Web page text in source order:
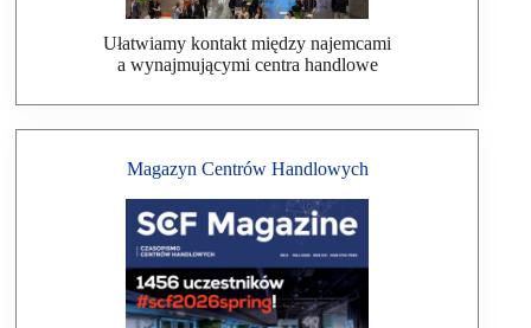
Ułatwiamy kontakt między najemcami
a wynajmującymi centra handlowe
Magazyn Centrów Handlowych